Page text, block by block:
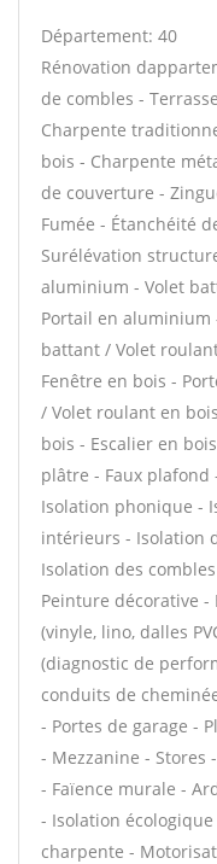
Département: 40
Rénovation
de combles -
Charpente
bois - Charpente
de couverture -
Fumée - Étanchéité
Surélévation
aluminium - Volet
Portail en aluminium
battant / Volet
Fenêtre en bois -
/ Volet roulant en
bois - Escalier en
plâtre - Faux
Isolation phonique -
intérieurs - Isolation
Isolation des
Peinture décorative
(vinyle, lino, dalles
(diagnostic de
conduits de
- Portes de garage -
- Mezzanine - Stores
- Faïence murale -
- Isolation
charpente -